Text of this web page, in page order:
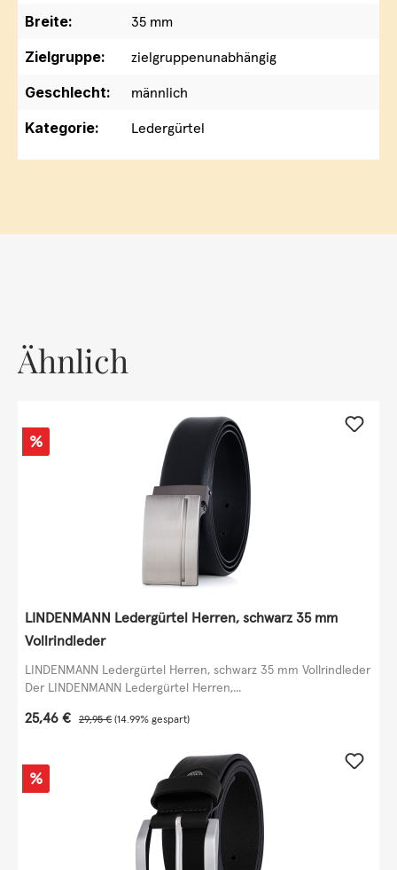
Breite:
35 mm
Zielgruppe:
zielgruppenunabhängig
Geschlecht:
männlich
Kategorie:
Ledergürtel
Ähnlich
Rabatt
%
LINDENMANN Ledergürtel Herren, schwarz 35 mm
Vollrindleder
LINDENMANN Ledergürtel Herren, schwarz 35 mm Vollrindleder
Der LINDENMANN Ledergürtel Herren,...
Verkaufspreis:
25,46 € Regulärer Preis:
29,95 € (14.99% gespart)
Rabatt
%